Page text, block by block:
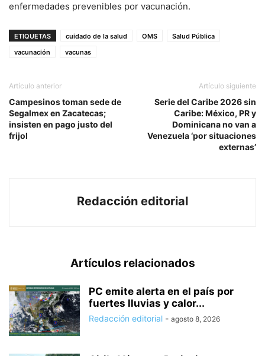
enfermedades prevenibles por vacunación.
ETIQUETAS cuidado de la salud OMS
Salud Pública
vacunación
vacunas
Artículo anterior
Campesinos toman sede de
Segalmex en Zacatecas;
insisten en pago justo del
frijol
Artículo siguiente
Serie del Caribe 2026 sin
Caribe: México, PR y
Dominicana no van a
Venezuela ‘por situaciones
externas’
Redacción editorial
Artículos relacionados
PC emite alerta en el país por
fuertes lluvias y calor...
Redacción editorial - agosto 8, 2026